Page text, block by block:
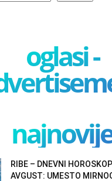
oglasi -
RIBE – DNEVNI
AVGUST: UMESTO